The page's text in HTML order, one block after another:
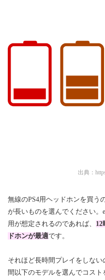
出典：
無線のPS4用ヘッドホンを買う
が長いものを選んでください
用が想定されるのであれば、 12
ドホンが最適です。
それほど長時間プレイをしな
間以下のモデルを選んでコス